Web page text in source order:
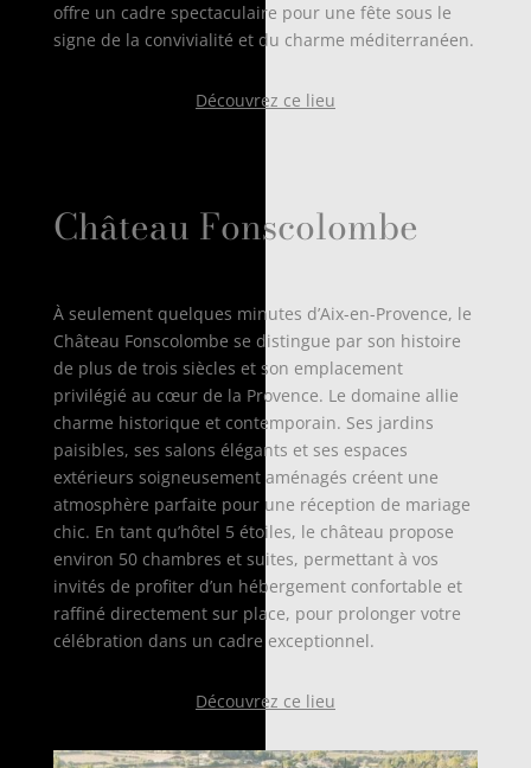
offre un cadre spectaculaire pour une fête sous le
signe de la convivialité et du charme méditerranéen.
Découvrez ce lieu
Château Fonscolombe
À seulement quelques minutes d’Aix-en-Provence, le
Château Fonscolombe se distingue par son histoire
de plus de trois siècles et son emplacement
privilégié au cœur de la Provence. Le domaine allie
charme historique et contemporain. Ses jardins
paisibles, ses salons élégants et ses espaces
extérieurs soigneusement aménagés créent une
atmosphère parfaite pour une réception de mariage
chic. En tant qu’hôtel 5 étoiles, le château propose
environ 50 chambres et suites, permettant à vos
invités de profiter d’un hébergement confortable et
raffiné directement sur place, pour prolonger votre
célébration dans un cadre exceptionnel.
Découvrez ce lieu